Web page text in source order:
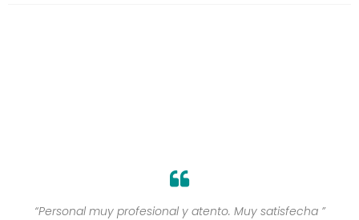
“Personal muy profesional y atento. Muy satisfecha ”